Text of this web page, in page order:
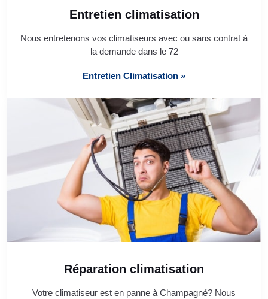
Entretien climatisation
Nous entretenons vos climatiseurs avec ou sans contrat à
la demande dans le 72
Entretien Climatisation »
Réparation climatisation
Votre climatiseur est en panne à Champagné? Nous